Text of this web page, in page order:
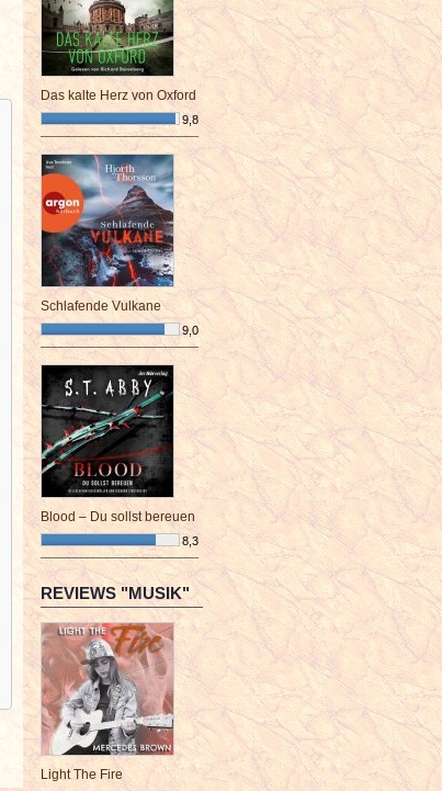
Das kalte Herz von Oxford
9,8
¯¯¯¯¯¯¯¯¯¯¯¯¯¯¯¯¯¯¯¯¯¯¯¯
Schlafende Vulkane
9,0
¯¯¯¯¯¯¯¯¯¯¯¯¯¯¯¯¯¯¯¯¯¯¯¯
Blood – Du sollst bereuen
8,3
¯¯¯¯¯¯¯¯¯¯¯¯¯¯¯¯¯¯¯¯¯¯¯¯
REVIEWS "MUSIK"
Light The Fire